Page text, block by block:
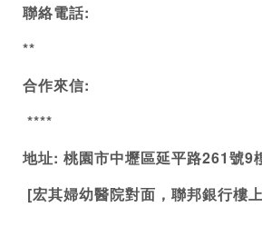
聯絡電話:
**
合作來信:
****
地址: 桃園市中壢區延平路261號9
[宏其婦幼醫院對面，聯邦銀行樓